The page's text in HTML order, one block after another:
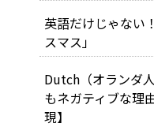
英語だけじゃない
スマス」
Dutch（オランダ
もネガティブな理
現】